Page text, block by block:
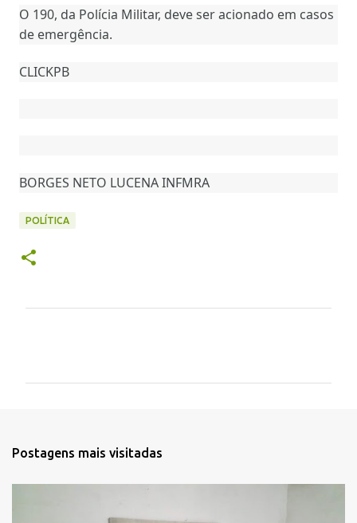
O 190, da Polícia Militar, deve ser acionado em casos
de emergência.
CLICKPB
BORGES NETO LUCENA INFMRA
POLÍTICA
r
Postagens mais visitadas